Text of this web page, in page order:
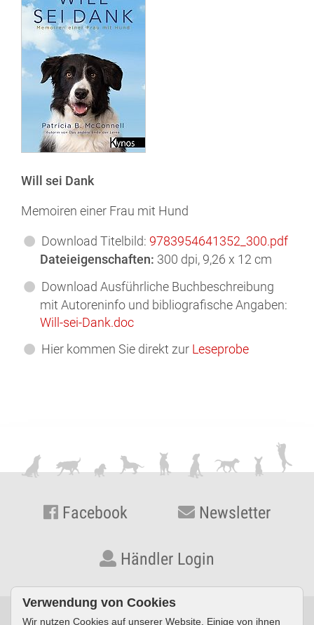
Will sei Dank
Memoiren einer Frau mit Hund
Download Titelbild: 9783954641352_300.pdf
Dateieigenschaften: 300 dpi, 9,26 x 12 cm
Download Ausführliche Buchbeschreibung
mit Autoreninfo und bibliografische Angaben:
Will-sei-Dank.doc
Hier kommen Sie direkt zur Leseprobe
Facebook Newsletter
Händler Login
Verwendung von Cookies
Wir nutzen Cookies auf unserer Website. Einige von ihnen